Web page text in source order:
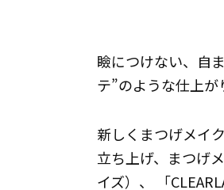
瞼につけない、自
テ”のような仕上
新しくまつげメイ
立ち上げ、まつげ
イズ）、 「